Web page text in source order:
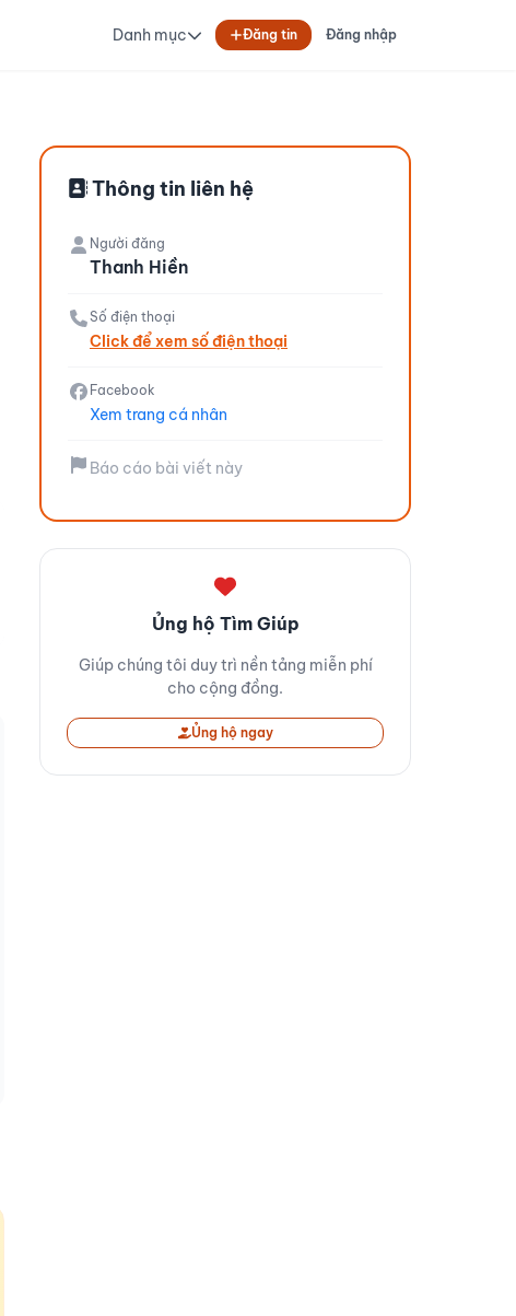
Danh mục Đăng tin Đăng nhập
Thông tin liên hệ
Người đăng
Thanh Hiền
Số điện thoại
Click để xem số điện thoại
Facebook
Xem trang cá nhân
Báo cáo bài viết này
Ủng hộ Tìm Giúp
Giúp chúng tôi duy trì nền tảng miễn phí
cho cộng đồng.
Ủng hộ ngay